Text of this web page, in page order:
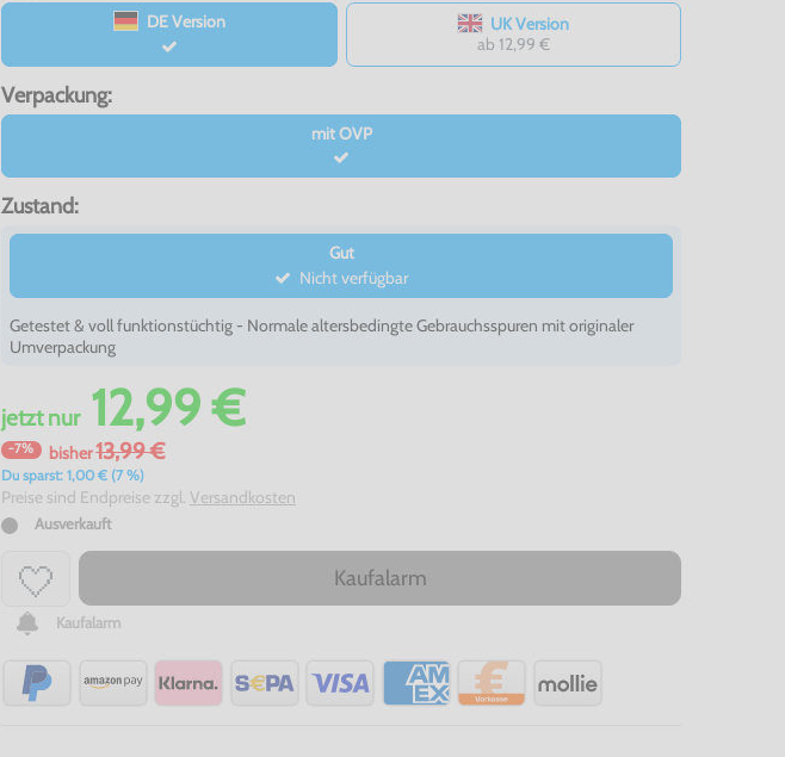
DE Version
UK Version
ab 12,99 €
Verpackung:
mit OVP
Zustand:
Gut
Nicht verfügbar
Getestet & voll funktionstüchtig - Normale altersbedingte Gebrauchsspuren mit originaler
Umverpackung
jetztnur12,99 €
-7% bisher13,99 €
Du sparst: 1,00 € (7 %)
Preise sind Endpreise zzgl. Versandkosten
Ausverkauft
Kaufalarm
Kaufalarm